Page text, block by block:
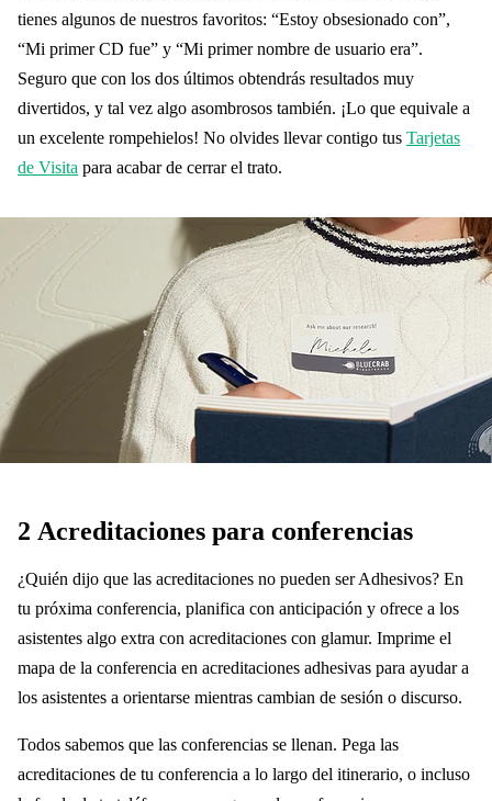
tienes algunos de nuestros favoritos: “Estoy obsesionado con”,
“Mi primer CD fue” y “Mi primer nombre de usuario era”.
Seguro que con los dos últimos obtendrás resultados muy
divertidos, y tal vez algo asombrosos también. ¡Lo que equivale a
un excelente rompehielos! No olvides llevar contigo tus Tarjetas
de Visita para acabar de cerrar el trato.
2 Acreditaciones para conferencias
¿Quién dijo que las acreditaciones no pueden ser Adhesivos? En
tu próxima conferencia, planifica con anticipación y ofrece a los
asistentes algo extra con acreditaciones con glamur. Imprime el
mapa de la conferencia en acreditaciones adhesivas para ayudar a
los asistentes a orientarse mientras cambian de sesión o discurso.
Todos sabemos que las conferencias se llenan. Pega las
acreditaciones de tu conferencia a lo largo del itinerario, o incluso